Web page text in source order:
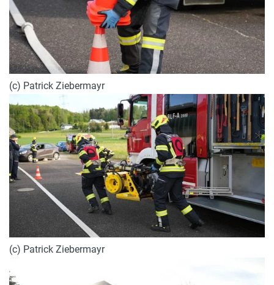
(c) Patrick Ziebermayr
(c) Patrick Ziebermayr